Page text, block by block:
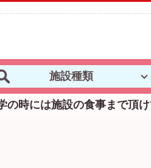
施設種類
の時には施設の食事まで頂け